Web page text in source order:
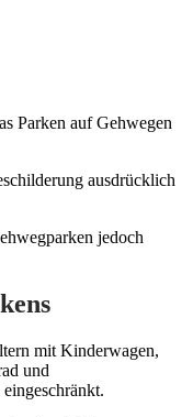
Parken auf Gehwegen
ausdrücklich
jedoch
mit Kinderwagen,
und